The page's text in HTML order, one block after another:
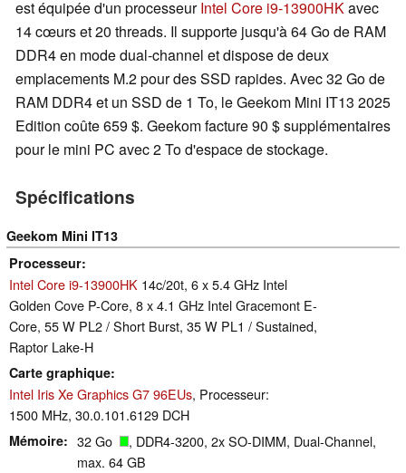
est équipée d'un processeurIntel Core i9-13900HKavec
14 cœurs et 20 threads. Il supporte jusqu'à 64 Go de RAM
DDR4 en mode dual-channel et dispose de deux
emplacements M.2 pour des SSD rapides. Avec 32 Go de
RAM DDR4 et un SSD de 1 To, le Geekom Mini IT13 2025
Edition coûte 659 $. Geekom facture 90 $ supplémentaires
pour le mini PC avec 2 To d'espace de stockage.
Spécifications
Geekom Mini IT13
Processeur
Intel Core i9-13900HK 14c/20t, 6 x 5.4 GHz Intel
Golden Cove P-Core, 8 x 4.1 GHz Intel Gracemont E-
Core, 55 W PL2 / Short Burst, 35 W PL1 / Sustained,
Raptor Lake-H
Carte graphique
Intel Iris Xe Graphics G7 96EUs, Processeur:
1500 MHz, 30.0.101.6129 DCH
Mémoire 32 Go
, DDR4-3200, 2x SO-DIMM, Dual-Channel,
max. 64 GB